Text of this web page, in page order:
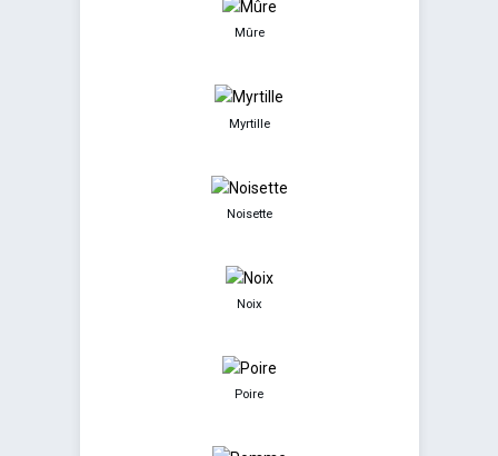
Mûre
Myrtille
Noisette
Noix
Poire